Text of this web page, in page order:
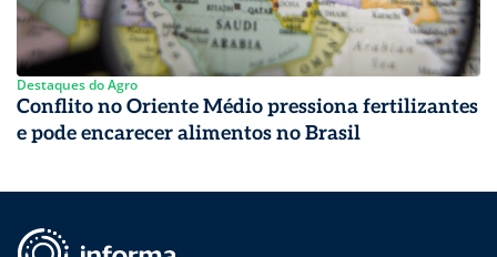
Destaques do Agro
Conflito no Oriente Médio pressiona fertilizantes
e pode encarecer alimentos no Brasil